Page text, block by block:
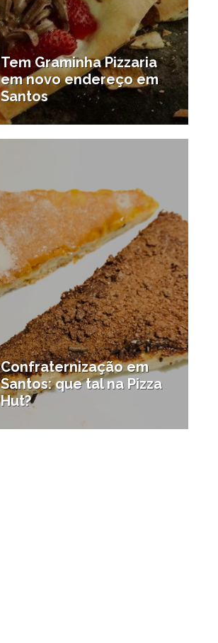
Tem Graminha Pizzaria
em novo endereço em
Santos
24/10/2018
Confraternização em
Santos: que tal na Pizza
Hut?